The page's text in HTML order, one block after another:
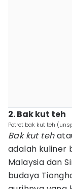
2. Bak kut teh
Potret bak kut teh
Bak kut teh
adalah kuliner
Malaysia dan
budaya